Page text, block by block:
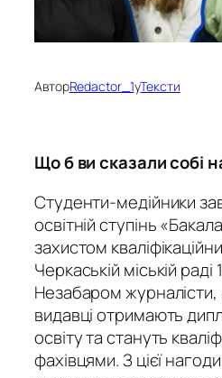
АвторRedactor_1уТексти
Що б ви сказали собі
Студенти-медійники
освітній ступінь
захистом
Черкаській міській
Незабаром
видавці отримають
освіту та стануть
фахівцями. З цієї